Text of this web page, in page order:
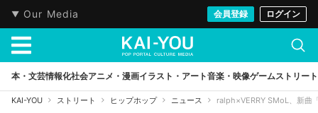
Our Media 会員登録 ログイン
本・文芸情報化社会アニメ・漫画イラスト・アート音楽・映像ゲームストリート
KAI-YOU ストリート ヒップホップ ニュース ralph×VERRY SMoL、新曲